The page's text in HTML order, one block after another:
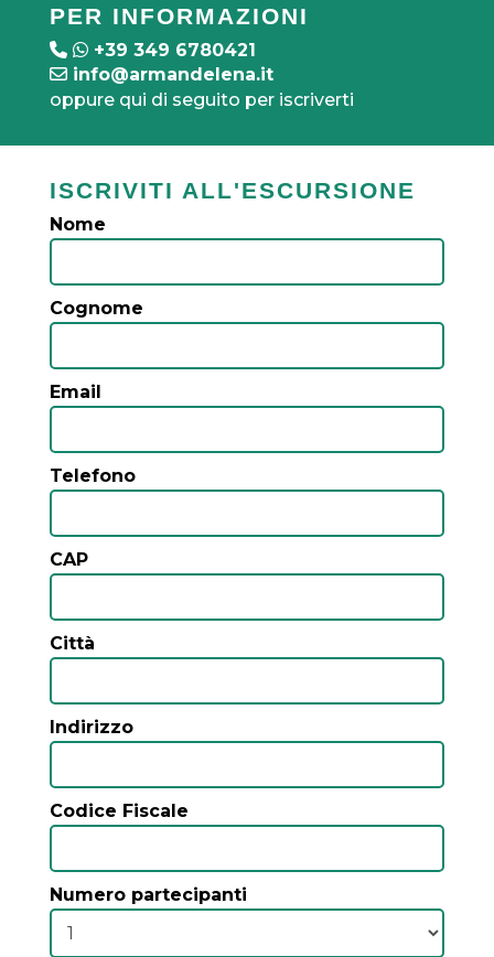
PER INFORMAZIONI
+39 349 6780421
info@armandelena.it
oppure qui di seguito per iscriverti
ISCRIVITI ALL'ESCURSIONE
Nome
Cognome
Email
Telefono
CAP
Città
Indirizzo
Codice Fiscale
Numero partecipanti